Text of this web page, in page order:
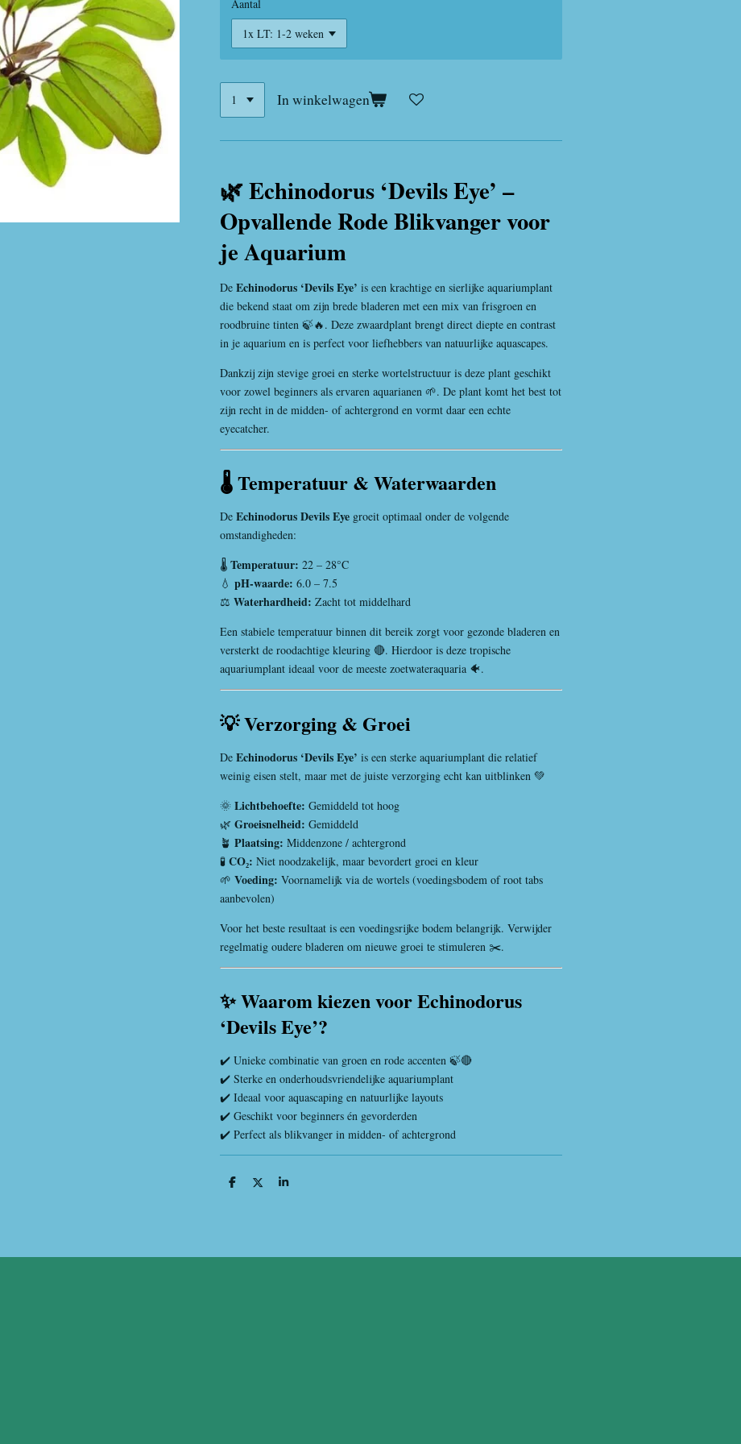
Aantal
In winkelwagen
🌿 Echinodorus ‘Devils Eye’ –
Opvallende Rode Blikvanger voor
je Aquarium
De Echinodorus ‘Devils Eye’ is een krachtige en sierlijke aquariumplant
die bekend staat om zijn brede bladeren met een mix van frisgroen en
roodbruine tinten 🍃🔥. Deze zwaardplant brengt direct diepte en contrast
in je aquarium en is perfect voor liefhebbers van natuurlijke aquascapes.
Dankzij zijn stevige groei en sterke wortelstructuur is deze plant geschikt
voor zowel beginners als ervaren aquarianen 🌱. De plant komt het best tot
zijn recht in de midden- of achtergrond en vormt daar een echte
eyecatcher.
🌡️ Temperatuur & Waterwaarden
De Echinodorus Devils Eye groeit optimaal onder de volgende
omstandigheden:
🌡️ Temperatuur: 22 – 28°C
💧 pH-waarde: 6.0 – 7.5
⚖️ Waterhardheid: Zacht tot middelhard
Een stabiele temperatuur binnen dit bereik zorgt voor gezonde bladeren en
versterkt de roodachtige kleuring 🔴. Hierdoor is deze tropische
aquariumplant ideaal voor de meeste zoetwateraquaria 🐠.
💡 Verzorging & Groei
De Echinodorus ‘Devils Eye’ is een sterke aquariumplant die relatief
weinig eisen stelt, maar met de juiste verzorging echt kan uitblinken 💚
🌞 Lichtbehoefte: Gemiddeld tot hoog
🌿 Groeisnelheid: Gemiddeld
🪴 Plaatsing: Middenzone / achtergrond
🧪 CO₂: Niet noodzakelijk, maar bevordert groei en kleur
🌱 Voeding: Voornamelijk via de wortels (voedingsbodem of root tabs
aanbevolen)
Voor het beste resultaat is een voedingsrijke bodem belangrijk. Verwijder
regelmatig oudere bladeren om nieuwe groei te stimuleren ✂️.
✨ Waarom kiezen voor Echinodorus
‘Devils Eye’?
✔️ Unieke combinatie van groen en rode accenten 🍃🔴
✔️ Sterke en onderhoudsvriendelijke aquariumplant
✔️ Ideaal voor aquascaping en natuurlijke layouts
✔️ Geschikt voor beginners én gevorderden
✔️ Perfect als blikvanger in midden- of achtergrond
D
D
S